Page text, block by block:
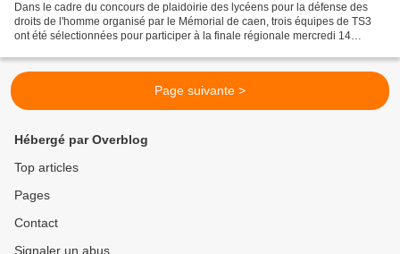
Dans le cadre du concours de plaidoirie des lycéens pour la défense des
droits de l'homme organisé par le Mémorial de caen, trois équipes de TS3
ont été sélectionnées pour participer à la finale régionale mercredi 14
Page suivante >
Hébergé par Overblog
Top articles
Pages
Contact
Signaler un abus